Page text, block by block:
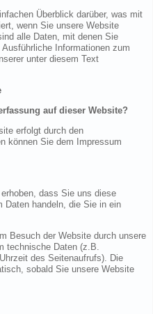
Überblick darüber, was mit
wenn Sie unsere Website
alle Daten, mit denen Sie
Informationen zum
unter diesem Text
auf dieser Website?
erfolgt durch den
können Sie dem Impressum
dass Sie uns diese
handeln, die Sie in ein
Besuch der Website durch unsere
technische Daten (z.B.
des Seitenaufrufs). Die
sobald Sie unsere Website